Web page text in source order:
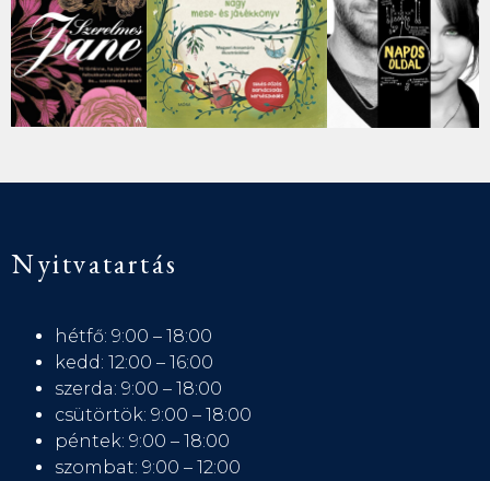
Nyitvatartás
hétfő: 9:00 – 18:00
kedd: 12:00 – 16:00
szerda: 9:00 – 18:00
csütörtök: 9:00 – 18:00
péntek: 9:00 – 18:00
szombat: 9:00 – 12:00